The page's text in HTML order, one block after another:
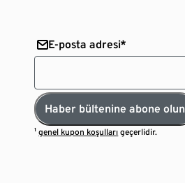
E-posta adresi*
Haber bültenine abone olun
¹genel kupon koşulları geçerlidir.